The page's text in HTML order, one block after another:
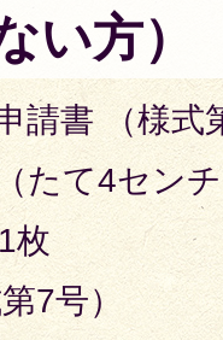
い方）
請書 （様式
たて4セン
枚
7号）